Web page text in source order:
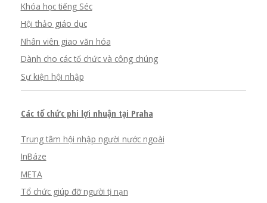
Khóa học tiếng Séc
Hội thảo giáo dục
Nhân viên giao văn hóa
Dành cho các tổ chức và công chúng
Sự kiện hội nhập
Các tổ chức phi lợi nhuận tại Praha
Trung tâm hội nhập người nước ngoài
InBáze
META
Tổ chức giúp đỡ người tị nạn